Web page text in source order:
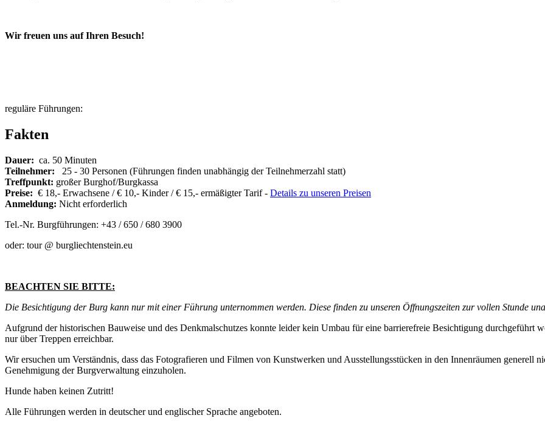
Wir freuen uns auf Ihren Besuch!
reguläre Führungen:
Fakten
Dauer: ca. 50 Minuten
Teilnehmer: 25 - 30 Personen (Führungen finden unabhängig der Teilnehmerzahl statt)
Treffpunkt: großer Burghof/Burgkassa
Preise: € 18,- Erwachsene / € 10,- Kinder / € 15,- ermäßigter Tarif - Details zu unseren Preisen
Anmeldung: Nicht erforderlich
Tel.-Nr. Burgführungen: +43 / 650 / 680 3900
oder: tour @ burgliechtenstein.eu
BEACHTEN SIE BITTE:
Die Besichtigung der Burg kann nur mit einer Führung unternommen werden. Diese finden zu unseren Öffnungszeiten zur vollen Stunde
Aufgrund der historischen Bauweise und des Denkmalschutzes konnte leider kein Umbau für eine barrierefreie Besichtigung durchgeführt
nur über Treppen erreichbar.
Wir ersuchen um Verständnis, dass das Fotografieren und Filmen von Kunstwerken und Ausstellungsstücken in den Innenräumen generell
Genehmigung der Burgverwaltung einzuholen.
Hunde haben keinen Zutritt!
Alle Führungen werden in deutscher und englischer Sprache angeboten.